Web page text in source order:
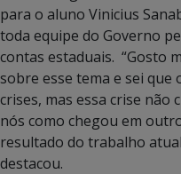
para o aluno Vinicius
toda equipe do Governo
contas estaduais. “Gosto
sobre esse tema e sei que
crises, mas essa crise
nós como chegou em
resultado do trabalho
destacou.